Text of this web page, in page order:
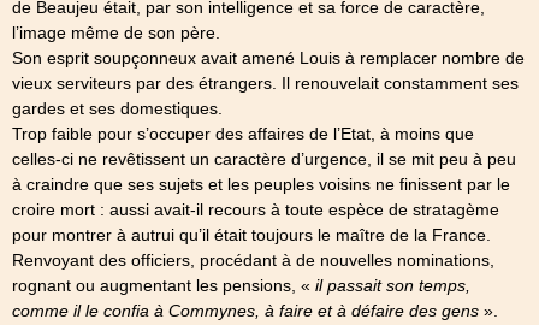
de Beaujeu était, par son intelligence et sa force de caractère,
l’image même de son père.
Son esprit soupçonneux avait amené Louis à remplacer nombre de
vieux serviteurs par des étrangers. Il renouvelait constamment ses
gardes et ses domestiques.
Trop faible pour s’occuper des affaires de l’Etat, à moins que
celles-ci ne revêtissent un caractère d’urgence, il se mit peu à peu
à craindre que ses sujets et les peuples voisins ne finissent par le
croire mort : aussi avait-il recours à toute espèce de stratagème
pour montrer à autrui qu’il était toujours le maître de la France.
Renvoyant des officiers, procédant à de nouvelles nominations,
rognant ou augmentant les pensions, « il passait son temps,
comme il le confia à Commynes, à faire et à défaire des gens ».